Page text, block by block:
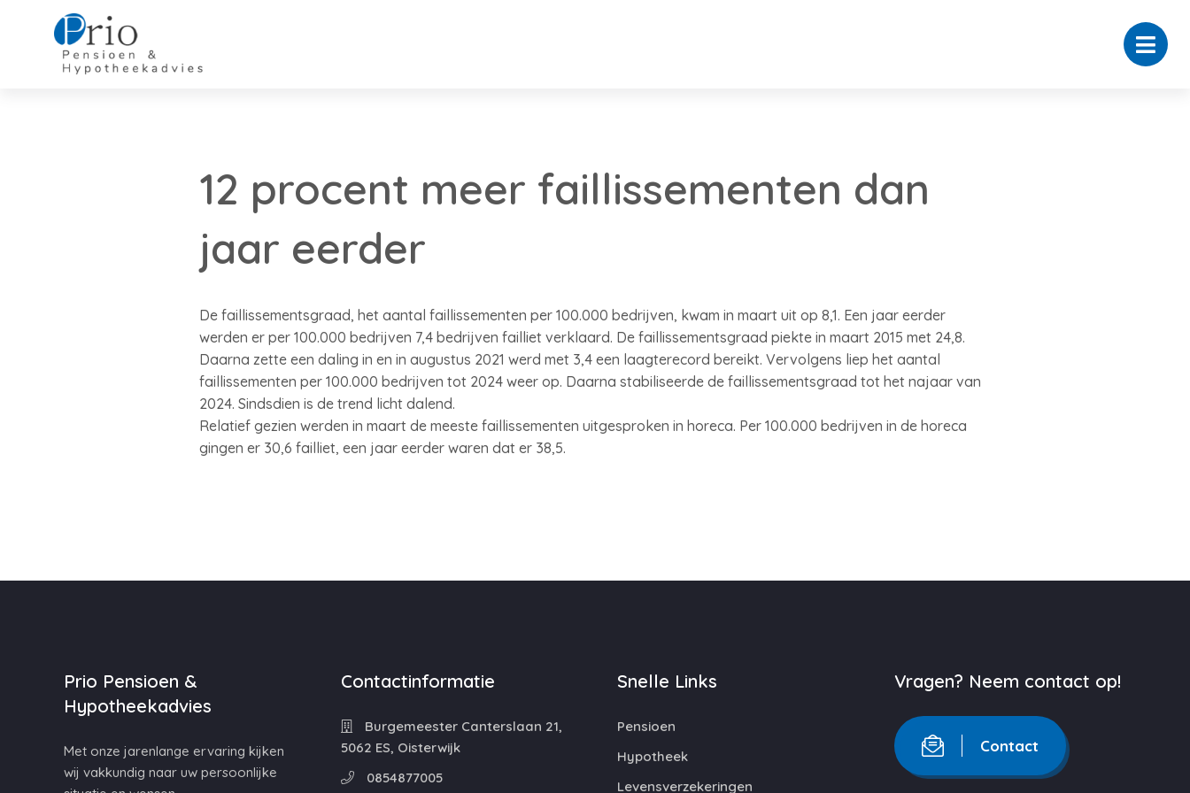
12 procent meer faillissementen dan
jaar eerder
De faillissementsgraad, het aantal faillissementen per 100.000 bedrijven, kwam in maart uit op 8,1. Een jaar eerder
werden er per 100.000 bedrijven 7,4 bedrijven failliet verklaard. De faillissementsgraad piekte in maart 2015 met 24,8.
Daarna zette een daling in en in augustus 2021 werd met 3,4 een laagterecord bereikt. Vervolgens liep het aantal
faillissementen per 100.000 bedrijven tot 2024 weer op. Daarna stabiliseerde de faillissementsgraad tot het najaar van
2024. Sindsdien is de trend licht dalend.
Relatief gezien werden in maart de meeste faillissementen uitgesproken in horeca. Per 100.000 bedrijven in de horeca
gingen er 30,6 failliet, een jaar eerder waren dat er 38,5.
Prio Pensioen &
Hypotheekadvies
Met onze jarenlange ervaring kijken
wij vakkundig naar uw persoonlijke
Contactinformatie
Burgemeester Canterslaan 21,
5062 ES, Oisterwijk
0854877005
Snelle Links
Pensioen
Hypotheek
Levensverzekeringen
Vragen? Neem contact op!
Contact